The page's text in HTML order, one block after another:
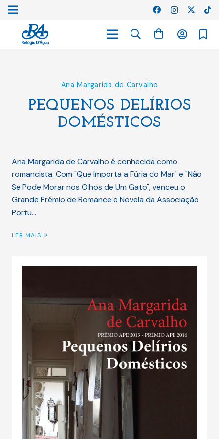
Ana Margarida de Carvalho
PEQUENOS DELÍRIOS
DOMÉSTICOS
Ana Margarida de Carvalho é conhecida como
romancista. Com "Que Importa a Fúria do Mar" e "Não
Se Pode Morar nos Olhos de Um Gato", venceu o
Grande Prémio de Romance e Novela da Associação
Portu…
LER MAIS